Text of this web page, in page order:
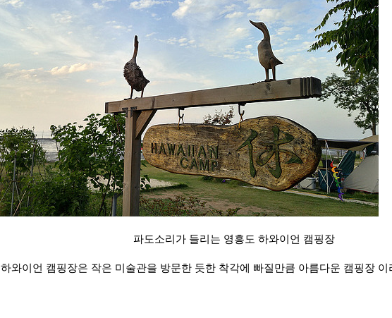
파도소리가 들리는 영흥도 하와이언 캠핑장
하와이언 캠핑장은 작은 미술관을 방문한 듯한 착각에 빠질만큼 아름다운 캠핑장 이